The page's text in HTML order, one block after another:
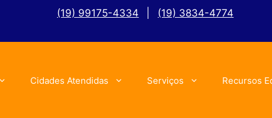
(19) 99175-4334 (19) 3834-4774
Cidades Atendidas Serviços Recursos